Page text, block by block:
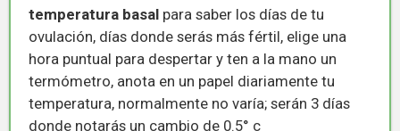
temperatura basal para saber los días de tu
ovulación, días donde serás más fértil, elige una
hora puntual para despertar y ten a la mano un
termómetro, anota en un papel diariamente tu
temperatura, normalmente no varía; serán 3 días
donde notarás un cambio de 0.5° c